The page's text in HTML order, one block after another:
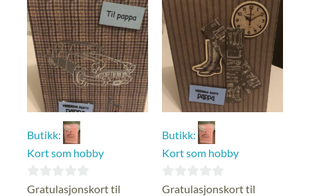
Butikk:
Kort som hobby
0
Gratulasjonskort til
Butikk:
Kort som hobby
0
Gratulasjonskort til